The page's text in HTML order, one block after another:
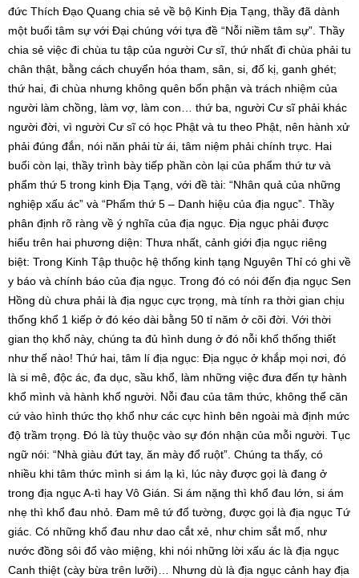
đức Thích Đạo Quang chia sẻ về bộ Kinh Địa Tạng, thầy đã dành
một buổi tâm sự với Đại chúng với tựa đề “Nỗi niềm tâm sự”. Thầy
chia sẻ việc đi chùa tu tập của người Cư sĩ, thứ nhất đi chùa phải tu
chân thật, bằng cách chuyển hóa tham, sân, si, đố kị, ganh ghét;
thứ hai, đi chùa nhưng không quên bổn phận và trách nhiệm của
người làm chồng, làm vợ, làm con… thứ ba, người Cư sĩ phải khác
người đời, vì người Cư sĩ có học Phật và tu theo Phật, nên hành xử
phải đúng đắn, nói năn phải từ ái, tâm niệm phải chính trực. Hai
buổi còn lại, thầy trình bày tiếp phần còn lại của phẩm thứ tư và
phẩm thứ 5 trong kinh Địa Tạng, với đề tài: “Nhân quả của những
nghiệp xấu ác” và “Phẩm thứ 5 – Danh hiệu của địa ngục”. Thầy
phân định rõ ràng về ý nghĩa của địa ngục. Địa ngục phải được
hiểu trên hai phương diện: Thưa nhất, cảnh giới địa ngục riêng
biệt: Trong Kinh Tập thuộc hệ thống kinh tạng Nguyên Thỉ có ghi về
y báo và chính báo của địa ngục. Trong đó có nói đến địa ngục Sen
Hồng dù chưa phải là địa ngục cực trọng, mà tính ra thời gian chịu
thống khổ 1 kiếp ở đó kéo dài bằng 50 tỉ năm ở cõi đời. Với thời
gian thọ khổ này, chúng ta đủ hình dung ở đó nỗi khổ thống thiết
như thế nào! Thứ hai, tâm lí địa ngục: Địa ngục ở khắp mọi nơi, đó
là si mê, độc ác, đa dục, sầu khổ, làm những việc đưa đến tự hành
khổ mình và hành khổ người. Nỗi đau của tâm thức, không thể căn
cứ vào hình thức thọ khổ như các cực hình bên ngoài mà định mức
độ trầm trọng. Đó là tùy thuộc vào sự đón nhận của mỗi người. Tục
ngữ nói: “Nhà giàu đứt tay, ăn mày đổ ruột”. Chúng ta thấy, có
nhiều khi tâm thức mình si ám lạ kì, lúc này được gọi là đang ở
trong địa ngục A-tì hay Vô Gián. Si ám nặng thì khổ đau lớn, si ám
nhẹ thì khổ đau nhỏ. Đam mê tứ đổ tường, được gọi là địa ngục Tứ
giác. Có những khổ đau như dao cắt xẻ, như chim sắt mổ, như
nước đồng sôi đổ vào miệng, khi nói những lời xấu ác là địa ngục
Canh thiệt (cày bừa trên lưỡi)… Nhưng dù là địa ngục cảnh hay địa